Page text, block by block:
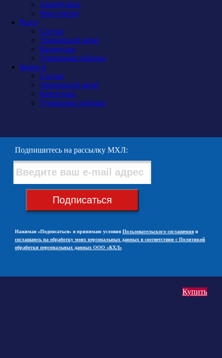
Купить
Атрибутика
Фан-сектор
Рыси
Состав
Тренерский штаб
Календарь
Турнирная таблица
Бирюса
Состав
Тренерский штаб
Календарь
Турнирная таблица
Подпишитесь на рассылку МХЛ:
Подписаться
Нажимая «Подписаться» я принимаю условия Пользовательского соглашения и
соглашаюсь на обработку моих персональных данных в соответствии с Политикой
обработки персональных данных ООО «КХЛ»